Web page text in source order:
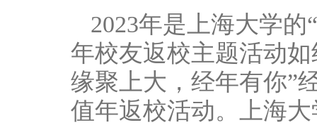
2023年是上海大学
年校友返校主题活动
缘聚上大，经年有你”
值年返校活动。上海